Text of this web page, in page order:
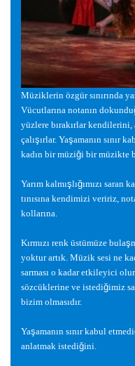
Müziklerin özgür sınırında ya
Vücutlarına notanın dokundu
yüzlere bırakırlar kendilerini,
çalışırlar. Yaşamanın sınır
kadın bir müziği bir müzikte
Yarım kalmışlığımızı saran
tınısına kendimizi veririz,
kollarına.
Kırmızı renk üstümüze bulaş
yoktur artık. Müzik sesi ne
sarması o kadar etkileyici
sözcüklerine ve istediğimiz
bizim olmasıdır.
Yaşamanın sınır kabul etmedi
anlatmak istediğini.